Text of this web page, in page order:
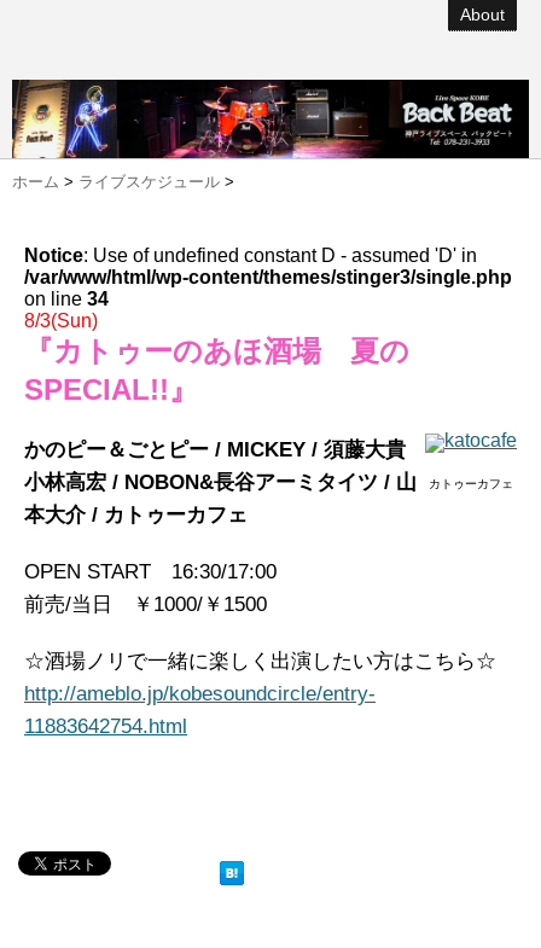
About
ホーム > ライブスケジュール >
Notice: Use of undefined constant D - assumed 'D' in
/var/www/html/wp-content/themes/stinger3/single.php
on line 34
8/3(Sun)
『カトゥーのあほ酒場 夏の
SPECIAL!!』
カトゥーカフェ
かのピー＆ごとピー / MICKEY / 須藤大貴
小林高宏 / NOBON&長谷アーミタイツ / 山
本大介 / カトゥーカフェ
OPEN START 16:30/17:00
前売/当日 ￥1000/￥1500
☆酒場ノリで一緒に楽しく出演したい方はこちら☆
http://ameblo.jp/kobesoundcircle/entry-
11883642754.html